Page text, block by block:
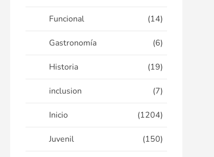
Funcional (14)
Gastronomía (6)
Historia (19)
inclusion (7)
Inicio (1204)
Juvenil (150)